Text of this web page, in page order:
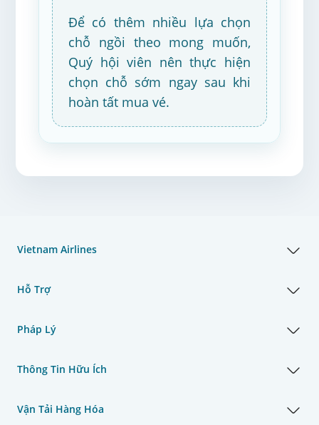
Để có thêm nhiều lựa chọn
chỗ ngồi theo mong muốn,
Quý hội viên nên thực hiện
chọn chỗ sớm ngay sau khi
hoàn tất mua vé.
Vietnam Airlines
Hỗ Trợ
Pháp Lý
Thông Tin Hữu Ích
Vận Tải Hàng Hóa